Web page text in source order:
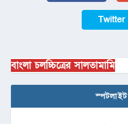
Twitter
বাংলা চলচ্চিত্রের সালতামামি
স্পটলাইট